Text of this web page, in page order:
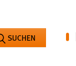
SUCHEN